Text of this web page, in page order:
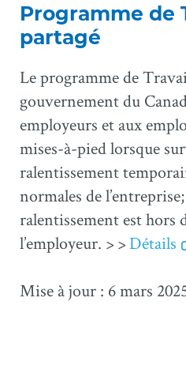
Programme de
partagé
Le programme de
gouvernement du
employeurs et aux
mises-à-pied lorsque
ralentissement
normales de
ralentissement est hors
l’employeur. > >Détails
Mise à jour : 6 mars